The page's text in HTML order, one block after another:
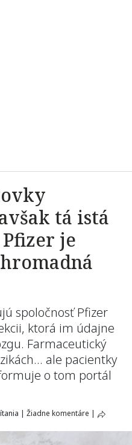
tá istá
je
spoločnosť Pfizer
ktorá im údajne
Farmaceutický
ale pacientky
o tom portál
| Žiadne komentáre |